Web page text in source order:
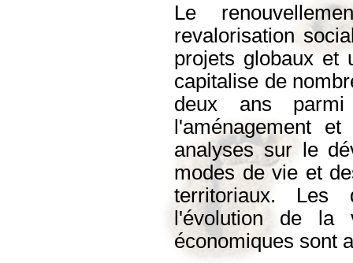
Le
revalorisation
projets globaux et
capitalise de
deux ans parmi
l'aménagement
analyses sur le
modes de vie et
territoriaux. Les
l'évolution de la
économiques sont